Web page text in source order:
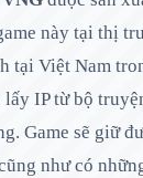
này tại thị
tại Việt Nam
IP từ bộ
Game sẽ giữ
như có